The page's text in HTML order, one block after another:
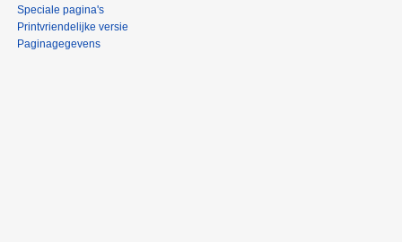
Speciale pagina's
Printvriendelijke versie
Paginagegevens